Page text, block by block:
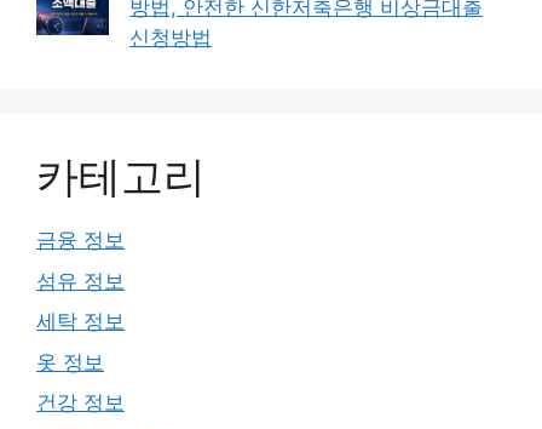
방법, 안전한 신한저축은행 비상금대출
신청방법
카테고리
금융 정보
섬유 정보
세탁 정보
옷 정보
건강 정보